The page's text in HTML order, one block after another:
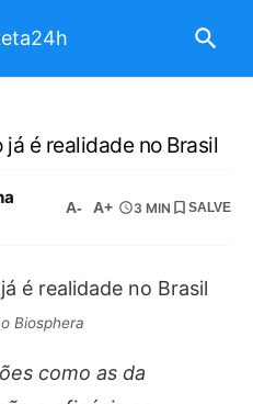
é realidade no Brasil
A- A+ 3 MIN SALVE
Biosphera
como as da